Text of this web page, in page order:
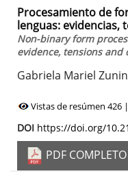
Procesamiento de
lenguas: evidencias,
Non-binary form
evidence, tensions and
Gabriela Mariel
Vistas de resúmen 426 |
DOI https://doi.org/
PDF COMPLETO